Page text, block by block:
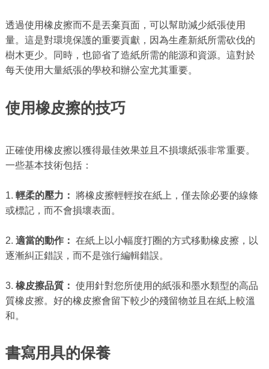
透過使用橡皮擦而不是丟棄頁面，可以幫助減少紙張使用
量。這是對環境保護的重要貢獻，因為生產新紙所需砍伐的
樹木更少。同時，也節省了造紙所需的能源和資源。這對於
每天使用大量紙張的學校和辦公室尤其重要。
使用橡皮擦的技巧
正確使用橡皮擦以獲得最佳效果並且不損壞紙張非常重要。
一些基本技術包括：
1. 輕柔的壓力：
將橡皮擦輕輕按在紙上，僅去除必要的線條
或標記，而不會損壞表面。
2. 適當的動作： 在紙上以小幅度打圈的方式移動橡皮擦，以
逐漸糾正錯誤，而不是強行編輯錯誤。
3. 橡皮擦品質： 使用針對您所使用的紙張和墨水類型的高品
質橡皮擦。好的橡皮擦會留下較少的殘留物並且在紙上較溫
和。
書寫用具的保養